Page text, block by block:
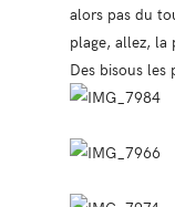
alors pas du
plage, allez,
Des bisous les